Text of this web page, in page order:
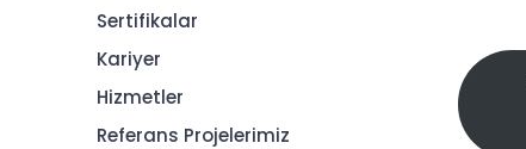
Sertifikalar
Kariyer
Hizmetler
Referans Projelerimiz